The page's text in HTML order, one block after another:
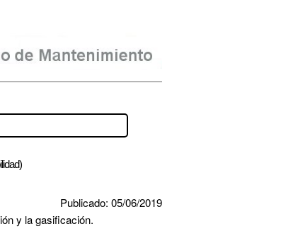
Publicado: 05/06/2019
y la gasificación.